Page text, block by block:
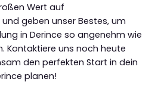
Wert auf
geben unser Bestes, um
in Derince so angenehm wie
Kontaktiere uns noch heute
den perfekten Start in dein
planen!